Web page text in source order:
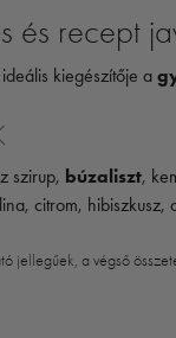
és recept
kiegészítője a
szirup, búzaliszt,
citrom,
jellegűek, a végső